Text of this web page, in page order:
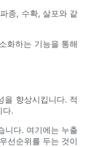
종, 수확, 살포와 같
화하는 기능을 통해
을 향상시킵니다. 적
다.
니다. 여기에는 누출
선순위를 두는 것이